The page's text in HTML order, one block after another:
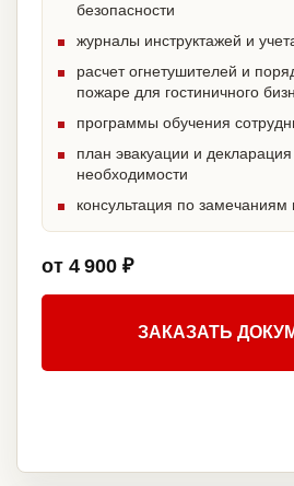
безопасности
журналы инструктажей и
расчет огнетушителей и
пожаре для гостиничного
программы обучения
план эвакуации и
необходимости
консультация по замечаниям
от 4 900 ₽
ЗАКАЗАТЬ